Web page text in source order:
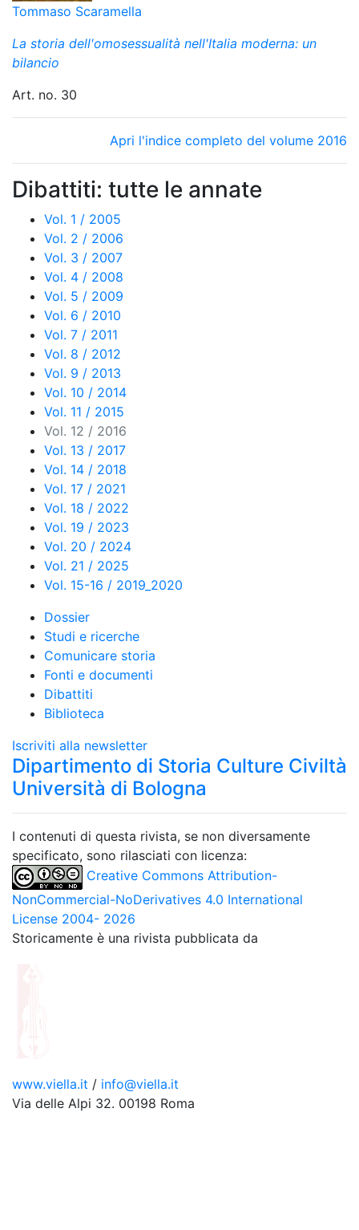
Tommaso Scaramella
La storia dell'omosessualità nell'Italia moderna: un
bilancio
Art. no. 30
Apri l'indice completo del volume 2016
Dibattiti: tutte le annate
Vol. 1 / 2005
Vol. 2 / 2006
Vol. 3 / 2007
Vol. 4 / 2008
Vol. 5 / 2009
Vol. 6 / 2010
Vol. 7 / 2011
Vol. 8 / 2012
Vol. 9 / 2013
Vol. 10 / 2014
Vol. 11 / 2015
Vol. 12 / 2016
Vol. 13 / 2017
Vol. 14 / 2018
Vol. 17 / 2021
Vol. 18 / 2022
Vol. 19 / 2023
Vol. 20 / 2024
Vol. 21 / 2025
Vol. 15-16 / 2019_2020
Dossier
Studi e ricerche
Comunicare storia
Fonti e documenti
Dibattiti
Biblioteca
Iscriviti alla newsletter
Dipartimento di Storia Culture Civiltà
Università di Bologna
I contenuti di questa rivista, se non diversamente
specificato, sono rilasciati con licenza:
Creative Commons Attribution-
NonCommercial-NoDerivatives 4.0 International
License 2004- 2026
Storicamente è una rivista pubblicata da
www.viella.it / info@viella.it
Via delle Alpi 32. 00198 Roma